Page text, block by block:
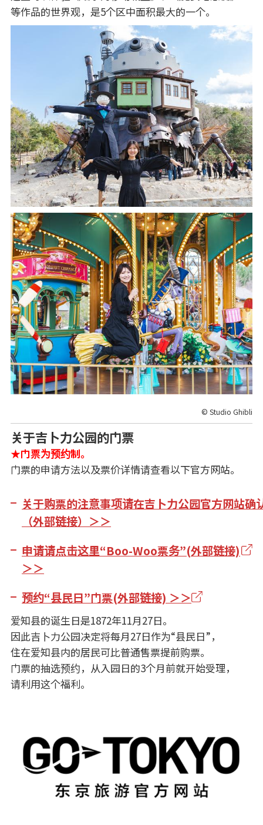
等作品的世界观，是5个区中面积最大的一个。
© Studio Ghibli
关于吉卜力公园的门票
★门票为预约制。
门票的申请方法以及票价详情请查看以下官方网站。
关于购票的注意事项请在吉卜力公园官方网站确
（外部链接）＞＞
申请请点击这里“Boo-Woo票务”(外部链接)
＞＞
预约“县民日”门票(外部链接) ＞＞
爱知县的诞生日是1872年11月27日。
因此吉卜力公园决定将每月27日作为“县民日”，
住在爱知县内的居民可比普通售票提前购票。
门票的抽选预约，从入园日的3个月前就开始受理，
请利用这个福利。